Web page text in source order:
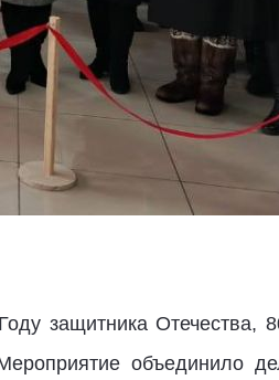
защитника Отечества,
объединило